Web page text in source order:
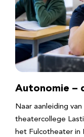
Autonomie –
Naar aanleiding
theatercollege
het Fulcotheater in